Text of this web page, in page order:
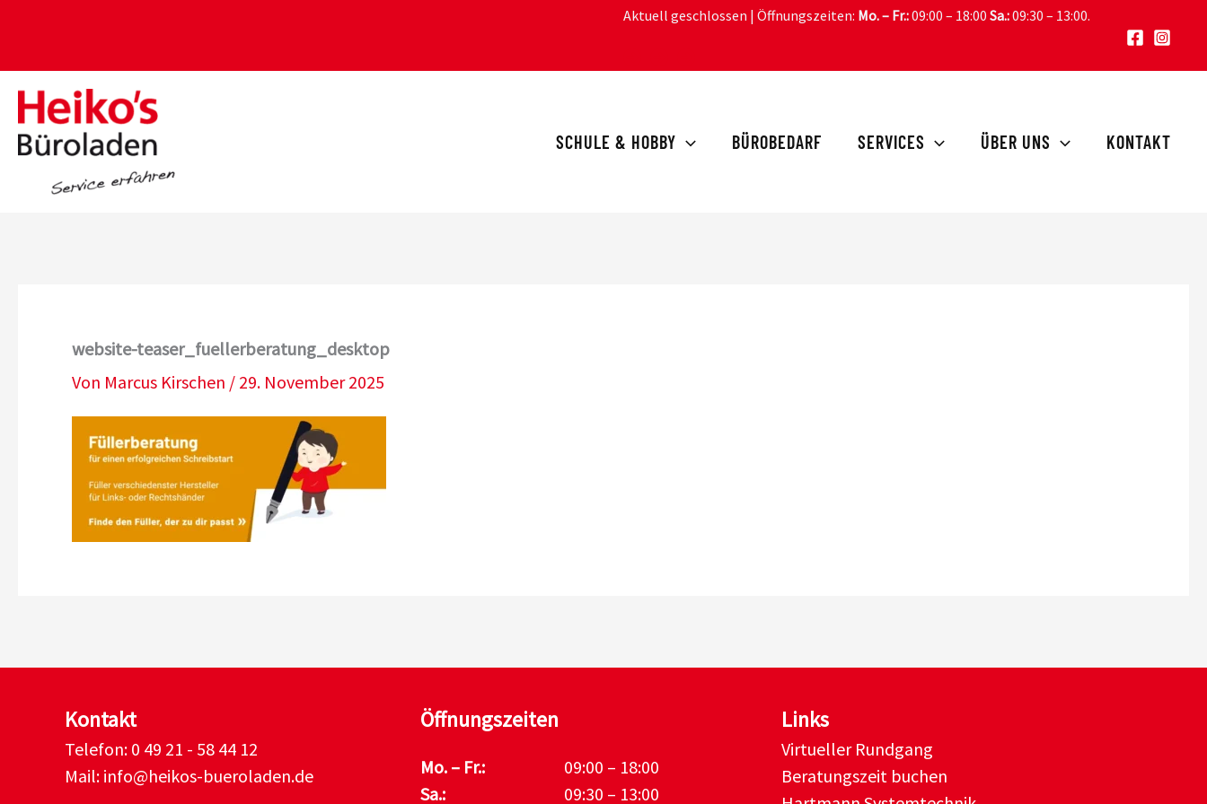
springen
Aktuell geschlossen | Öffnungszeiten: Mo. – Fr.:09:00 – 18:00 Sa.:09:30 – 13:00.
SCHULE & HOBBY BÜROBEDARF SERVICES ÜBER UNS KONTAKT
website-teaser_fuellerberatung_desktop
Von Marcus Kirschen / 29. November 2025
Kontakt
Telefon: 0 49 21 - 58 44 12
Mail: info@heikos-bueroladen.de
Öffnungszeiten
Mo. – Fr.:
09:00 – 18:00
Sa.:
09:30 – 13:00
Links
Virtueller Rundgang
Beratungszeit buchen